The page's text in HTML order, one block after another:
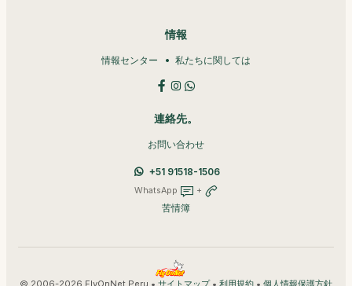
情報
情報センター 私たちに関しては
連絡先。
お問い合わせ
+51 91518-1506
WhatsApp +
苦情簿
© 2006-2026 FlyOnNet Peru • • •